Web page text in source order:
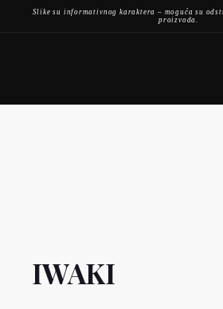
IWAKI
Slike su informativnog karaktera – moguća su
proizvoda.